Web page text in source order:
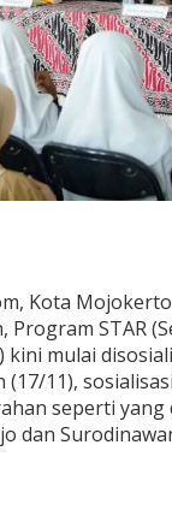
o
g
r
a
m
S
T
A
R
n
g
t
a
a
k
Kota
Program STAR
kini mulai
(17/11),
seperti yang
dan